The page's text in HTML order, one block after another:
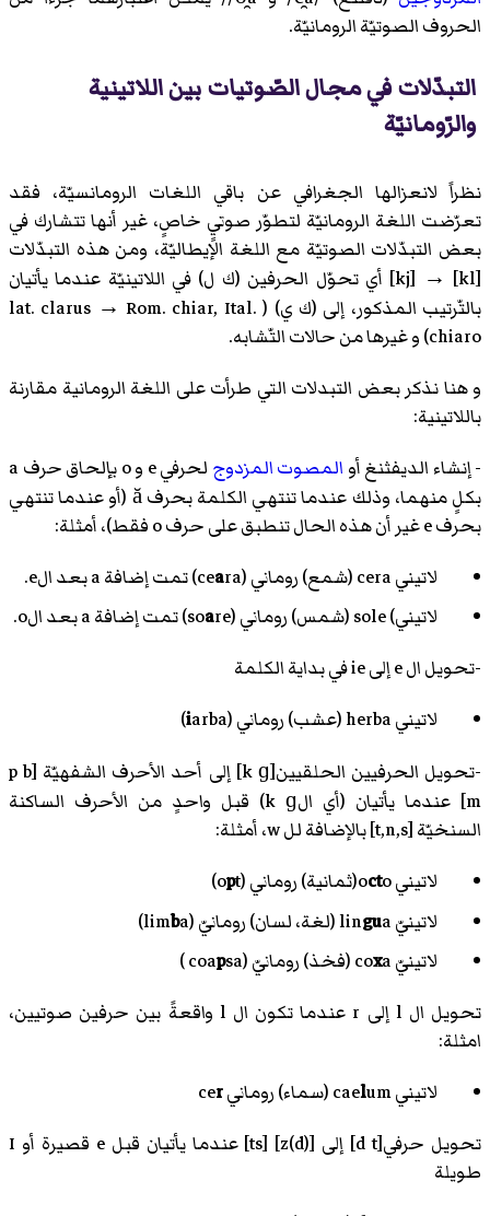
الحروف الصوتيّة الرومانيّة.
التبدّلات في مجال الصّوتيات بين اللاتينية
والرّومانيّة
نظراً لانعزالها الجغرافي عن باقي اللغات الرومانسيّة، فقد
تعرّضت اللغة الرومانيّة لتطوّر صوتيٍ خاصٍ، غير أنها تتشارك في
بعض التبدّلات الصوتيّة مع اللغة الإيطاليّة، ومن هذه التبدّلات
[kl] → [kj] أي تحوّل الحرفين (ك ل) في اللاتينيّة عندما يأتيان
بالتّرتيب المذكور، إلى (ك ي) ( lat. clarus → Rom. chiar, Ital.
chiaro) و غيرها من حالات التّشابه.
و هنا نذكر بعض التبدلات التي طرأت على اللغة الرومانية مقارنة
باللاتينية:
- إنشاء الديفثنغ أو المصوت المزدوج
لحرفي e و o بإلحاق حرف a
بكلٍ منهما، وذلك عندما تنتهي الكلمة بحرف ă (أو عندما تنتهي
بحرف e غير أن هذه الحال تنطبق على حرف o فقط)، أمثلة:
لاتيني cera (شمع) روماني (ce
ara) تمت إضافة a بعد الe.
لاتيني) sole (شمس) روماني (so
are) تمت إضافة a بعد الo.
-تحويل ال e إلى ie في بداية الكلمة
لاتيني herba (عشب) روماني (
iarba)
-تحويل الحرفيين الحلقيين[k ɡ] إلى أحد الأحرف الشفهيّة [p b
m] عندما يأتيان (أي الk ɡ) قبل واحدٍ من الأحرف الساكنة
السنخيّة [t,n,s] بالإضافة لل w، أمثلة:
لاتيني o cto(ثمانية) روماني (o pt)
لاتينيّ lin gua (لغة، لسان) رومانيّ (lim ba)
لاتينيّ co xa (فخذ) رومانيّ (coa psa )
تحويل ال l إلى r عندما تكون ال l واقعةً بين حرفين صوتيين،
امثلة:
لاتيني cae
lum (سماء) روماني ce
r
تحويل حرفي[d t] إلى [(d)z] [ts] عندما يأتيان قبل e قصيرة أو I
طويلة